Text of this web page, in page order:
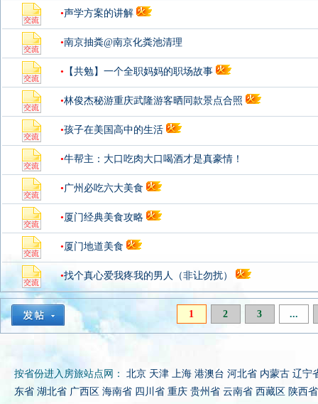
•声学方案的讲解
•南京抽粪@南京化粪池清理
• 【共勉】一个全职妈妈的职场故事
•林俊杰秘游重庆武隆游客晒同款景点合照
•孩子在美国高中的生活
•牛帮主：大口吃肉大口喝酒才是真豪情！
•广州必吃六大美食
•厦门经典美食攻略
•厦门地道美食
•找个真心爱我疼我的男人（非让勿扰）
1 2 3 ...
按省份进入房旅站点网： 北京 天津 上海 港澳台 河北省 内蒙古 辽宁
东省 湖北省 广西区 海南省 四川省 重庆 贵州省 云南省 西藏区 陕西省